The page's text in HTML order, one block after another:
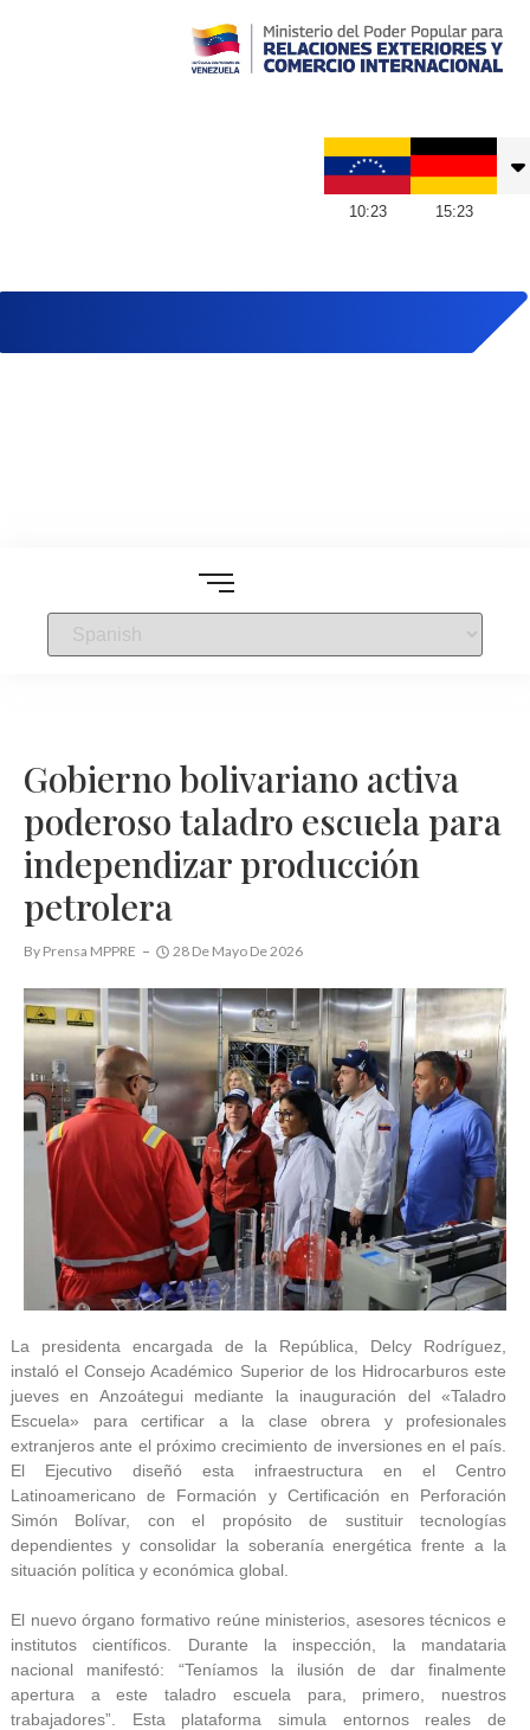
10:23 15:23
Gobierno bolivariano activa
poderoso taladro escuela para
independizar producción
petrolera
By Prensa MPPRE 28 De Mayo De 2026
La presidenta encargada de la República, Delcy Rodríguez,
instaló el Consejo Académico Superior de los Hidrocarburos este
jueves en Anzoátegui mediante la inauguración del «Taladro
Escuela» para certificar a la clase obrera y profesionales
extranjeros ante el próximo crecimiento de inversiones en el país.
El Ejecutivo diseñó esta infraestructura en el Centro
Latinoamericano de Formación y Certificación en Perforación
Simón Bolívar, con el propósito de sustituir tecnologías
dependientes y consolidar la soberanía energética frente a la
situación política y económica global.
El nuevo órgano formativo reúne ministerios, asesores técnicos e
institutos científicos. Durante la inspección, la mandataria
nacional manifestó: “Teníamos la ilusión de dar finalmente
apertura a este taladro escuela para, primero, nuestros
trabajadores”. Esta plataforma simula entornos reales de